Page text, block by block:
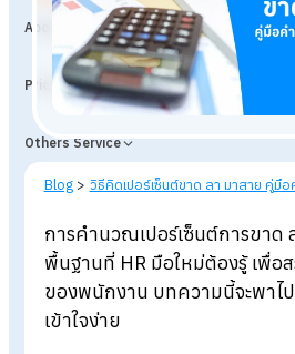
About
Prices
Others Service
Published:November 13, 2025
views